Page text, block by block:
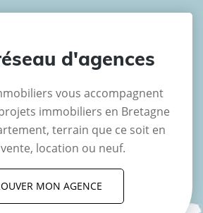
d'agences
vous accompagnent
immobiliers en Bretagne
terrain que ce soit en
location ou neuf.
MON AGENCE